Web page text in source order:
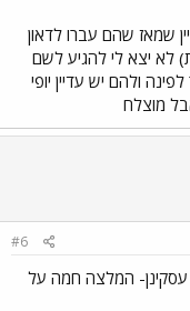
שמאז שהם עברו לדאון
לא יצא לי להגיע לשם
ולהם יש עדיין יופי
מוצלח
#6
עסקינן- המלצה חמה על